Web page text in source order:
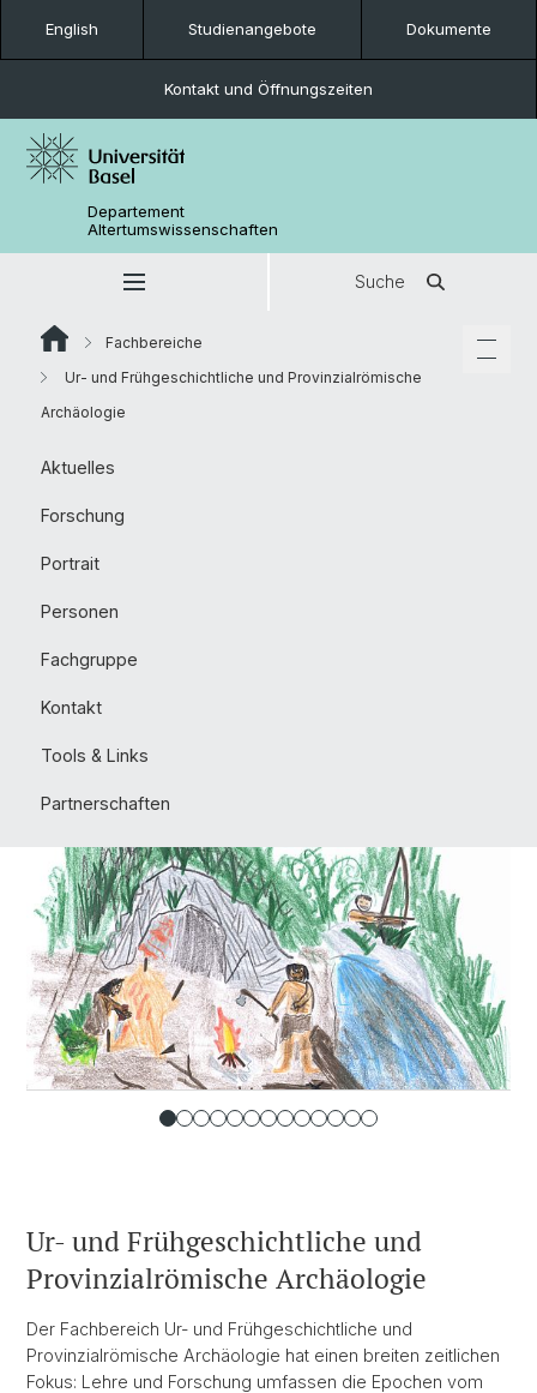
English Studienangebote Dokumente
Kontakt und Öffnungszeiten
Departement
Altertumswissenschaften
Suche
Fachbereiche
Ur- und Frühgeschichtliche und Provinzialrömische
Archäologie
Aktuelles
Forschung
Portrait
Personen
Fachgruppe
Kontakt
Tools & Links
Partnerschaften
Ur- und Frühgeschichtliche und
Provinzialrömische Archäologie
Der Fachbereich Ur- und Frühgeschichtliche und
Provinzialrömische Archäologie hat einen breiten zeitlichen
Fokus: Lehre und Forschung umfassen die Epochen vom